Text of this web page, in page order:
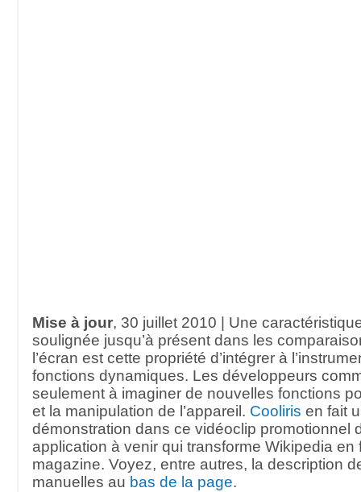
Mise à jour, 30 juillet 2010 | Une
soulignée jusqu’à présent dans les
l’écran est cette propriété d’intégrer à
fonctions dynamiques. Les développeurs
seulement à imaginer de nouvelles fonctions
et la manipulation de l’appareil. Cooliris en fait
démonstration dans ce vidéoclip promotionnel
application à venir qui transforme Wikipedia en
magazine. Voyez, entre autres, la description
manuelles au bas de la page.